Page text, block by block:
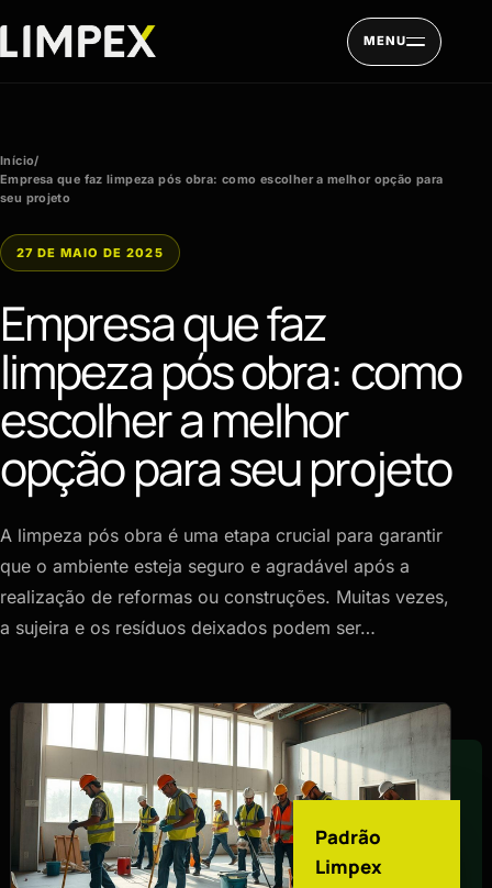
MENU
Início/
Empresa que faz limpeza pós obra: como escolher a melhor opção para
seu projeto
27 DE MAIO DE 2025
Empresa que faz
limpeza pós obra: como
escolher a melhor
opção para seu projeto
A limpeza pós obra é uma etapa crucial para garantir
que o ambiente esteja seguro e agradável após a
realização de reformas ou construções. Muitas vezes,
a sujeira e os resíduos deixados podem ser…
Padrão
Limpex